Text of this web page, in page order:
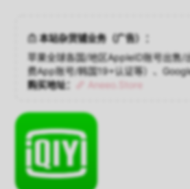
本站杂货铺业务（广告）：
苹果全球各国/地区AppleID账号出售/
费App账号/韩国19+认证等）、
购买地址：
Aneeo.Store